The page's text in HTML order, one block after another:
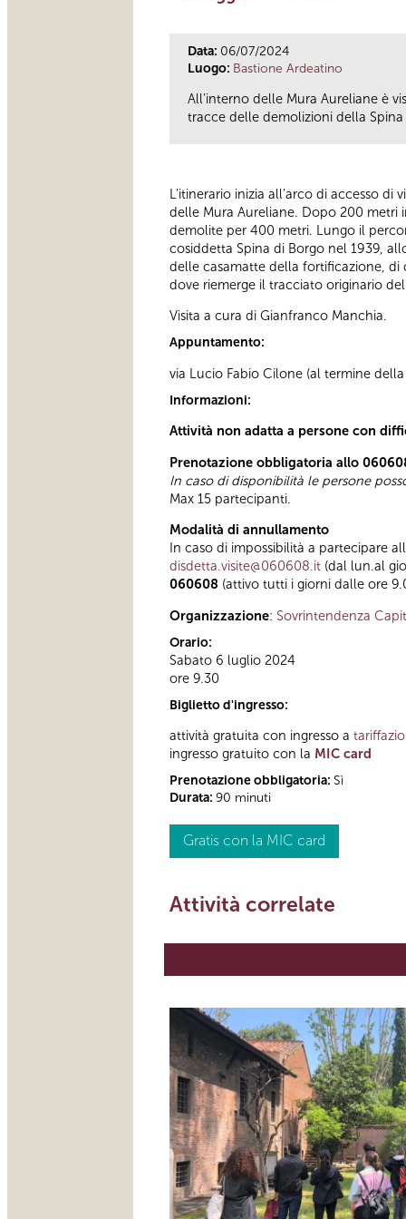
Data: 06/07/2024
Luogo: Bastione Ardeatino
All’interno delle Mura Aureliane è
tracce delle demolizioni della
L’itinerario inizia all’arco di accesso
delle Mura Aureliane. Dopo 200 metri
demolite per 400 metri. Lungo il
cosiddetta Spina di Borgo nel 1939,
delle casamatte della fortificazione, di
dove riemerge il tracciato originario
Visita a cura di Gianfranco Manchia.
Appuntamento:
via Lucio Fabio Cilone (al termine della
Informazioni:
Attività non adatta a persone con
Prenotazione obbligatoria allo
In caso di disponibilità le persone
Max 15 partecipanti.
Modalità di annullamento
In caso di impossibilità a partecipare
disdetta.visite@060608.it (dal lun.al
060608 (attivo tutti i giorni dalle ore
Organizzazione: Sovrintendenza
Orario:
Sabato 6 luglio 2024
ore 9.30
Biglietto d'ingresso:
attività gratuita con ingresso a
ingresso gratuito con la MIC card
Prenotazione obbligatoria: Sì
Durata: 90 minuti
Gratis con la MIC card
Attività correlate